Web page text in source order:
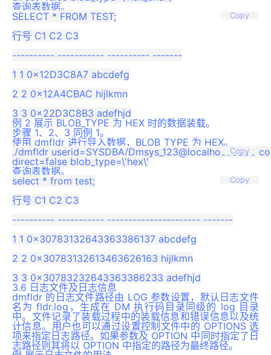
查询表数据。
Copy
SELECT * FROM TEST;
行号 C1 C2 C3
---------- ----------- ---------- -------
1 1 0x12D3C8A7 abcdefg
2 2 0x12A4CBAC hijlkmn
例 2 展示 BLOB_TYPE 为 HEX 时的数据装载。
步骤 1、2、3 同例 1。
使用 dmfldr 进行导入数据，BLOB_TYPE 为 HEX。
Copy
./dmfldr userid=SYSDBA/Dmsys_123@localhost:5236
查询表数据。
Copy
select * from test;
行号 C1 C2 C3
---------- ----------- ---------------------- -------
1 1 0x30783132643363386137 abcdefg
2 2 0x30783132613463626163 hijlkmn
3.6 日志文件及日志信息
dmfldr 的日志文件路径由 LOG 参数设置，默认日志文件
名为 fldr.log，生成在 DM 执行码目录同级的 log 目录
中。文件记录了装载过程中的装载信息和错误信息以及统
计信息。用户也可以通过设置控制文件中的 OPTIONS 选
项来指定日志路径。如果参数及 OPTION 中同时指定了日
志路径则其将以 OPTION 中指定的路径为最终路径。